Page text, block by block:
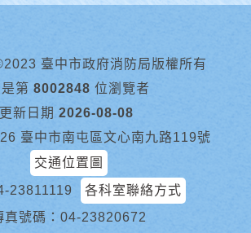
臺中市政府消防局版權所有
第 8002848 位瀏覽者
更新日期 2026-08-08
臺中市南屯區文心南九路119號
交通位置圖
23811119
各科室聯絡方式
真號碼：04-23820672